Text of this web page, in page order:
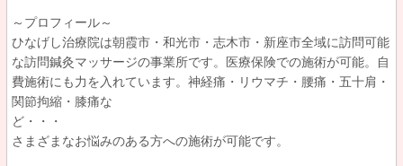
～プロフィール～
ひなげし治療院は朝霞市・和光市・志木市・新座市全域に訪問可能
な訪問鍼灸マッサージの事業所です。医療保険での施術が可能。自
費施術にも力を入れています。神経痛・リウマチ・腰痛・五十肩・
関節拘縮・膝痛な
ど・
さまざまなお悩みのある方への施術が可能です。